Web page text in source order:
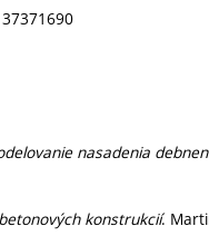
nasadenia
konstrukcií.